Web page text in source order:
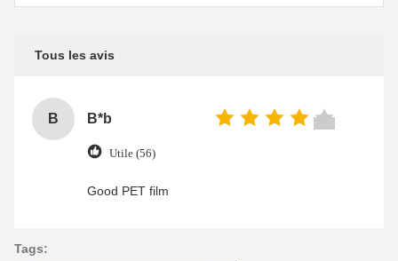
Tous les avis
B B*b
Utile (56)
Good PET film
Tags: